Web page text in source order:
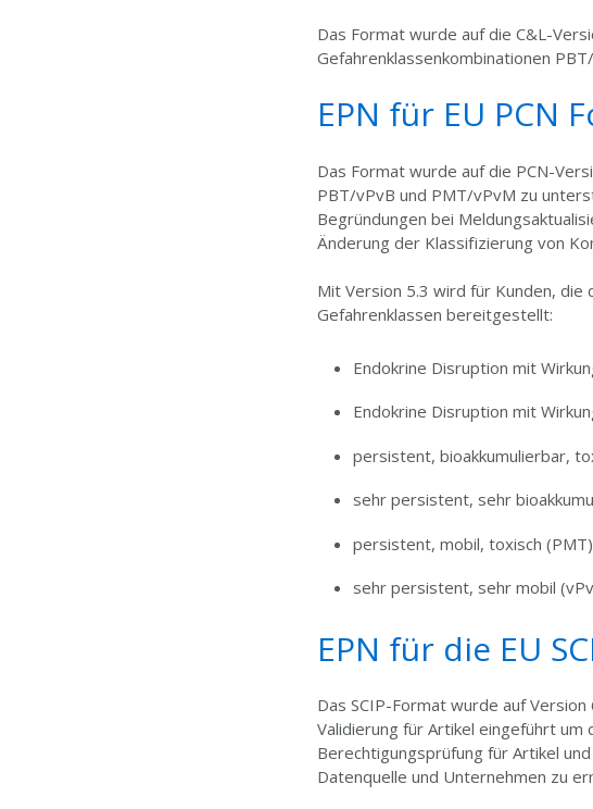
Das Format wurde auf die C&L-
Gefahrenklassenkombinationen
EPN für EU PCN
Das Format wurde auf die PCN-
PBT/vPvB und PMT/vPvM zu
Begründungen bei
Änderung der Klassifizierung von
Mit Version 5.3 wird für Kunden, die
Gefahrenklassen bereitgestellt:
Endokrine Disruption mit
Endokrine Disruption mit
persistent, bioakkumulierbar,
sehr persistent, sehr
persistent, mobil, toxisch
sehr persistent, sehr mobil
EPN für die EU
Das SCIP-Format wurde auf
Validierung für Artikel eingeführt um
Berechtigungsprüfung für Artikel
Datenquelle und Unternehmen zu